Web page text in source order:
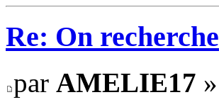
Re: On recherche
par AMELIE17